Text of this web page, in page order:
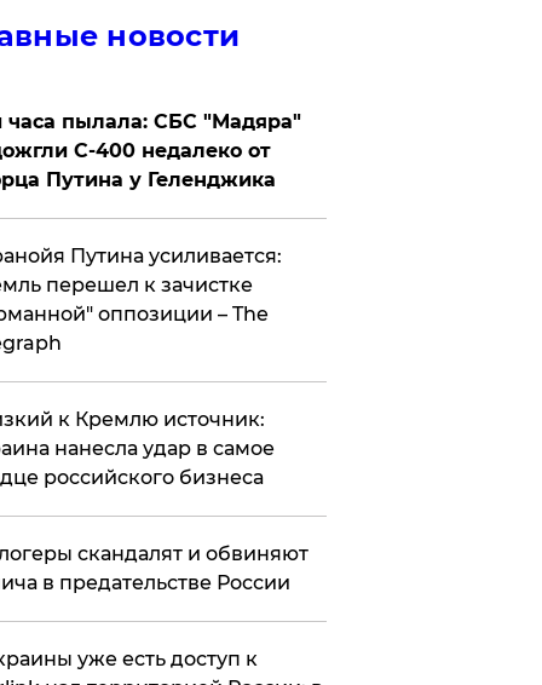
новости
часа пылала: СБС "Мадяра"
С-400 недалеко от
Путина у Геленджика
Путина усиливается:
перешел к зачистке
оппозиции – The
к Кремлю источник:
нанесла удар в самое
российского бизнеса
скандалят и обвиняют
в предательстве России
уже есть доступ к